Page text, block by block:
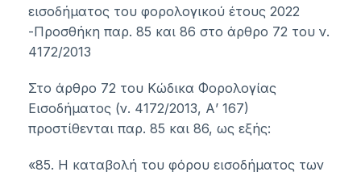
εισοδήματος του φορολογικού έτους 2022
-Προσθήκη παρ. 85 και 86 στο άρθρο 72 του ν.
4172/2013
Στο άρθρο 72 του Κώδικα Φορολογίας
Εισοδήματος (ν. 4172/2013, Α’ 167)
προστίθενται παρ. 85 και 86, ως εξής:
«85. Η καταβολή του φόρου εισοδήματος των